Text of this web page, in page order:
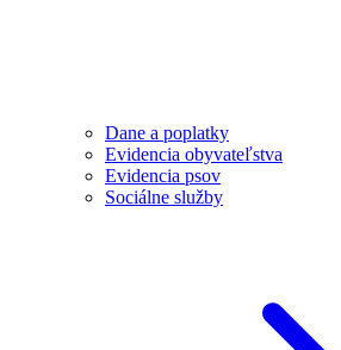
Dane a poplatky
Evidencia obyvateľstva
Evidencia psov
Sociálne služby